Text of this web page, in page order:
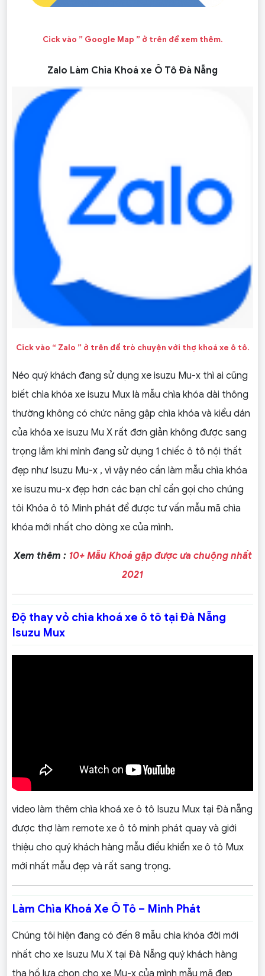
Cick vào ” Google Map ” ở trên để xem thêm.
Zalo Làm Chìa Khoá xe Ô Tô Đà Nẵng
Cick vào “ Zalo ” ở trên để trò chuyện với thợ khoá xe ô tô.
Néo quý khách đang sử dụng xe isuzu Mu-x thì ai cũng
biết chìa khóa xe isuzu Mux là mẫu chìa khóa dài thông
thường không có chức năng gập chìa khóa và kiểu dán
của khóa xe isuzu Mu X rất đơn giản không được sang
trọng lắm khi mình đang sử dụng 1 chiếc ô tô nội thất
đẹp như Isuzu Mu-x , vì vậy néo cần làm mẫu chìa khóa
xe isuzu mu-x đẹp hơn các bạn chỉ cần gọi cho chúng
tôi Khóa ô tô Minh phát để được tư vấn mẫu mã chìa
khóa mới nhất cho dòng xe của mình.
Xem thêm : 10+ Mẫu Khoá gập được ưa chuộng nhất
2021
Độ thay vỏ chìa khoá xe ô tô tại Đà Nẵng
Isuzu Mux
video làm thêm chìa khoá xe ô tô Isuzu Mux tại Đà nẵng
được thợ làm remote xe ô tô minh phát quay và giới
thiệu cho quý khách hàng mẫu điều khiển xe ô tô Mux
mới nhất mẫu đẹp và rất sang trọng.
Làm Chìa Khoá Xe Ô Tô – Minh Phát
Chúng tôi hiện đang có đến 8 mẫu chìa khóa đời mới
nhất cho xe Isuzu Mu X tại Đà Nẵng quý khách hàng